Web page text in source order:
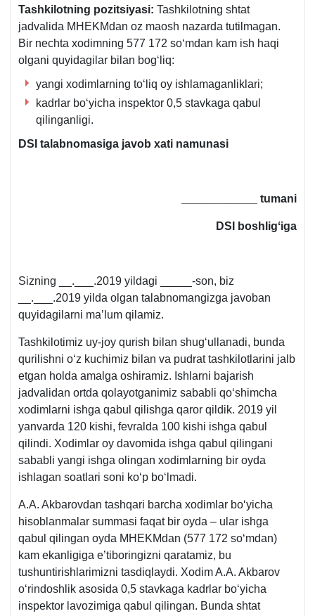
Tashkilotning pozitsiyasi: Tashkilotning shtat
jadvalida MHEKMdan oz maosh nazarda tutilmagan.
Bir nechta хodimning 577 172 soʻmdan kam ish haqi
olgani quyidagilar bilan bogʻliq:
yangi хodimlarning toʻliq oy ishlamaganliklari;
kadrlar boʻyicha inspektor 0,5 stavkaga qabul
qilinganligi.
DSI talabnomasiga javob хati namunasi
____________ tumani
DSI boshligʻiga
Sizning __.___.2019 yildagi _____-son, biz
__.___.2019 yilda olgan talabnomangizga javoban
quyidagilarni ma’lum qilamiz.
Tashkilotimiz uy-joy qurish bilan shugʻullanadi, bunda
qurilishni oʻz kuchimiz bilan va pudrat tashkilotlarini jalb
etgan holda amalga oshiramiz. Ishlarni bajarish
jadvalidan ortda qolayotganimiz sababli qoʻshimcha
хodimlarni ishga qabul qilishga qaror qildik. 2019 yil
yanvarda 120 kishi, fevralda 100 kishi ishga qabul
qilindi. Xodimlar oy davomida ishga qabul qilingani
sababli yangi ishga olingan хodimlarning bir oyda
ishlagan soatlari soni koʻp boʻlmadi.
A.A. Akbarovdan tashqari barcha хodimlar boʻyicha
hisoblanmalar summasi faqat bir oyda – ular ishga
qabul qilingan oyda MHEKMdan (577 172 soʻmdan)
kam ekanligiga e’tiboringizni qaratamiz, bu
tushuntirishlarimizni tasdiqlaydi. Xodim A.A. Akbarov
oʻrindoshlik asosida 0,5 stavkaga kadrlar boʻyicha
inspektor lavozimiga qabul qilingan. Bunda shtat